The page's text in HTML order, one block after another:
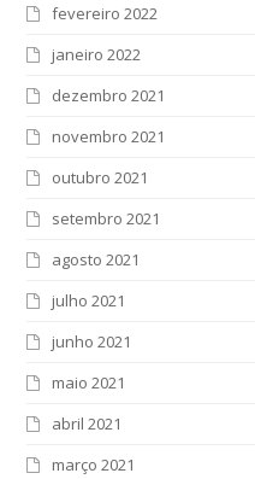
fevereiro 2022
janeiro 2022
dezembro 2021
novembro 2021
outubro 2021
setembro 2021
agosto 2021
julho 2021
junho 2021
maio 2021
abril 2021
março 2021